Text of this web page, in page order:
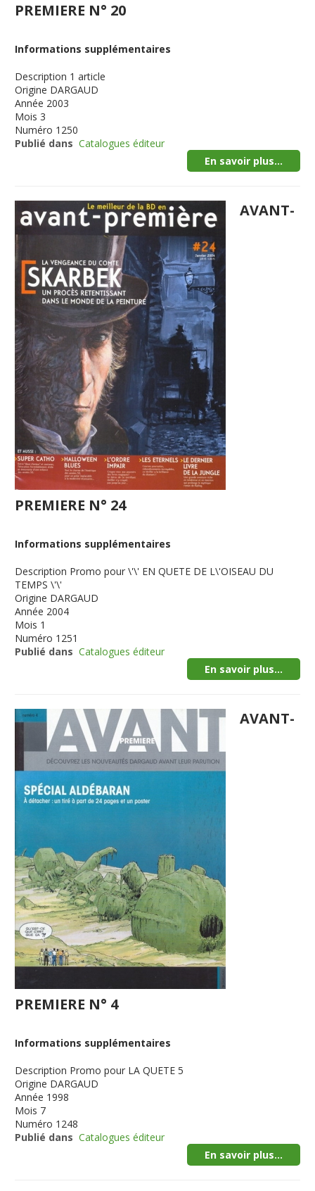
PREMIERE N° 20
Informations supplémentaires
Description 1 article
Origine DARGAUD
Année 2003
Mois 3
Numéro 1250
Publié dans Catalogues éditeur
En savoir plus...
AVANT-
PREMIERE N° 24
Informations supplémentaires
Description Promo pour \'\' EN QUETE DE L\'OISEAU DU
TEMPS \'\'
Origine DARGAUD
Année 2004
Mois 1
Numéro 1251
Publié dans Catalogues éditeur
En savoir plus...
AVANT-
PREMIERE N° 4
Informations supplémentaires
Description Promo pour LA QUETE 5
Origine DARGAUD
Année 1998
Mois 7
Numéro 1248
Publié dans Catalogues éditeur
En savoir plus...